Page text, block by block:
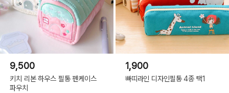
9,500
키치 리본 하우스 필통 펜케이스
파우치
1,900
빠띠라인 디자인필통 4종 택1